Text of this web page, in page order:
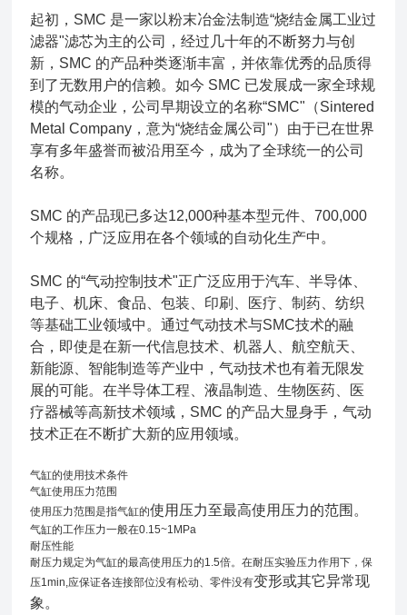
起初，SMC 是一家以粉末冶金法制造“烧结金属工业过
滤器"滤芯为主的公司，经过几十年的不断努力与创
新，SMC 的产品种类逐渐丰富，并依靠优秀的品质得
到了无数用户的信赖。如今 SMC 已发展成一家全球规
模的气动企业，公司早期设立的名称“SMC"（Sintered
Metal Company，意为“烧结金属公司"）由于已在世界
享有多年盛誉而被沿用至今，成为了全球统一的公司
名称。
SMC 的产品现已多达12,000种基本型元件、700,000
个规格，广泛应用在各个领域的自动化生产中。
SMC 的“气动控制技术"正广泛应用于汽车、半导体、
电子、机床、食品、包装、印刷、医疗、制药、纺织
等基础工业领域中。通过气动技术与SMC技术的融
合，即使是在新一代信息技术、机器人、航空航天、
新能源、智能制造等产业中，气动技术也有着无限发
展的可能。在半导体工程、液晶制造、生物医药、医
疗器械等高新技术领域，SMC 的产品大显身手，气动
技术正在不断扩大新的应用领域。
气缸的使用技术条件
气缸使用压力范围
使用压力范围是指气缸的使用压力至最高使用压力的范围。
气缸的工作压力一般在0.15~1MPa
耐压性能
耐压力规定为气缸的最高使用压力的1.5倍。在耐压实验压力作用下，保
压1min,应保证各连接部位没有松动、零件没有变形或其它异常现
象。